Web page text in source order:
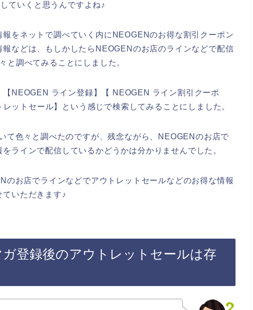
ていくと思うんですよね♪
をネットで調べていく内にNEOGENのお得な割引クーポン
などは、もしかしたらNEOGENのお店のラインなどで配信
と調べてみることにしました。
NEOGEN ライン登録】【 NEOGEN ライン割引クーポ
ットセール】という感じで検索してみることにしました。
て色々と調べたのですが、残念ながら、NEOGENのお店で
ラインで配信しているかどうかは分かりませんでした。
のお店でラインなどでアウトレットセールなどのお得な情報
いただきます♪
登録後のアウトレットセールは存